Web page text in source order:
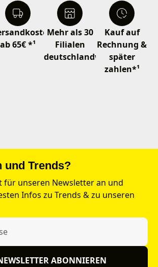
ab 65€ *¹
Mehr als 30
Filialen
deutschlandweit
Kauf auf
Rechnung &
später
zahlen*¹
und Trends?
für unseren Newsletter an und
Infos zu Trends & zu unseren
ABONNIEREN